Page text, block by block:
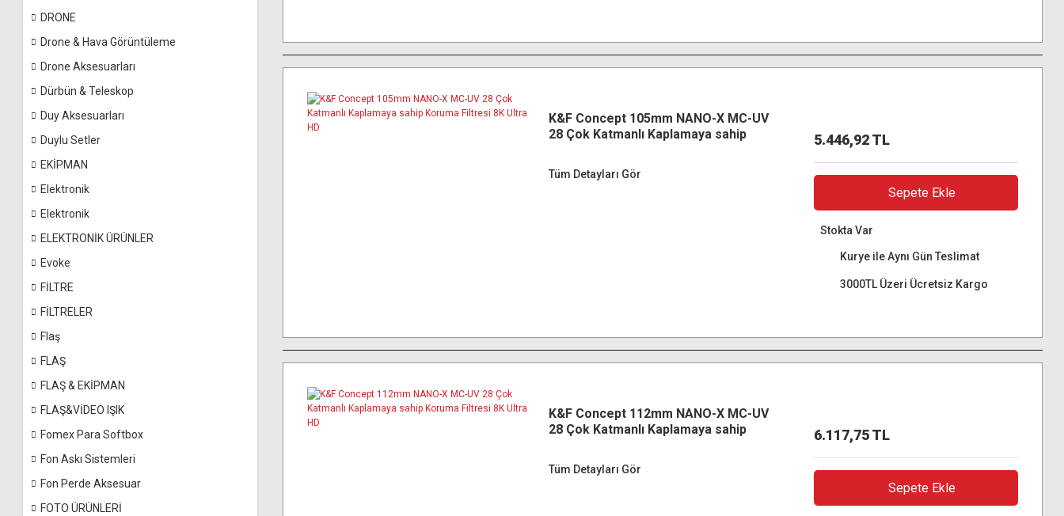
DRONE
Drone & Hava Görüntüleme
Drone Aksesuarları
Dürbün & Teleskop
Duy Aksesuarları
Duylu Setler
EKİPMAN
Elektronik
Elektronik
ELEKTRONİK ÜRÜNLER
Evoke
FİLTRE
FİLTRELER
Flaş
FLAŞ
FLAŞ & EKİPMAN
FLAŞ&VİDEO IŞIK
Fomex Para Softbox
Fon Askı Sistemleri
Fon Perde Aksesuar
FOTO ÜRÜNLERİ
K&F Concept 105mm NANO-X MC-UV
28 Çok Katmanlı Kaplamaya sahip
Tüm Detayları Gör
5.446,92 TL
Sepete Ekle
Stokta Var
Kurye ile Aynı Gün Teslimat
3000TL Üzeri Ücretsiz Kargo
K&F Concept 112mm NANO-X MC-UV
28 Çok Katmanlı Kaplamaya sahip
Tüm Detayları Gör
6.117,75 TL
Sepete Ekle